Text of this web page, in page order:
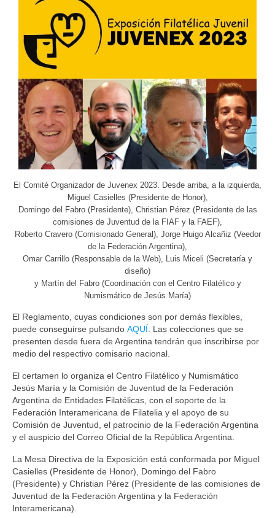
El Comité Organizador de Juvenex 2023. Desde arriba, a la izquierda,
Miguel Casielles (Presidente de Honor),
Domingo del Fabro (Presidente), Christian Pérez (Presidente de las
comisiones de Juventud de la FIAF y la FAEF),
Roberto Cravero (Comisionado General), Jorge Huigo Alcañiz (Veedor
de la Federación Argentina),
Omar Carrillo (Responsable de la Web), Luis Miceli (Secretaría y
diseño)
y Martín del Fabro (Coordinación con el Centro Filatélico y
Numismático de Jesús María)
El Reglamento, cuyas condiciones son por demás flexibles,
puede conseguirse pulsando AQUÍ . Las colecciones que se
presenten desde fuera de Argentina tendrán que inscribirse por
medio del respectivo comisario nacional.
El certamen lo organiza el Centro Filatélico y Numismático
Jesús María y la Comisión de Juventud de la Federación
Argentina de Entidades Filatélicas, con el soporte de la
Federación Interamericana de Filatelia y el apoyo de su
Comisión de Juventud, el patrocinio de la Federación Argentina
y el auspicio del Correo Oficial de la República Argentina.
La Mesa Directiva de la Exposición está conformada por Miguel
Casielles (Presidente de Honor), Domingo del Fabro
(Presidente) y Christian Pérez (Presidente de las comisiones de
Juventud de la Federación Argentina y la Federación
Interamericana).